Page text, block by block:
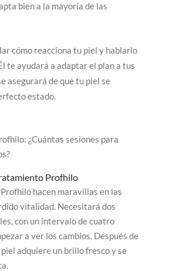
bien a la mayoría de las
cómo reacciona tu piel y hablarlo
te ayudará a adaptar el plan a tus
asegurará de que tu piel se
estado.
¿Cuántas sesiones para
Profhilo
hacen maravillas en las
vitalidad. Necesitará dos
con un intervalo de cuatro
a ver los cambios. Después de
adquiere un brillo fresco y se